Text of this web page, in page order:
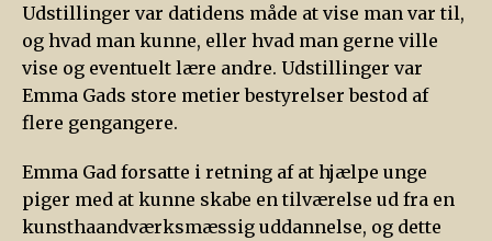
Udstillinger var datidens måde at vise man var til,
og hvad man kunne, eller hvad man gerne ville
vise og eventuelt lære andre. Udstillinger var
Emma Gads store metier bestyrelser bestod af
flere gengangere.
Emma Gad forsatte i retning af at hjælpe unge
piger med at kunne skabe en tilværelse ud fra en
kunsthaandværksmæssig uddannelse, og dette